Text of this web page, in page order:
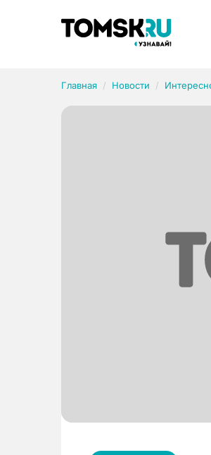
Главная Новости
Рубрики